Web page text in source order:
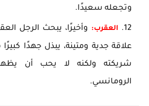
وتجعله سعيدًا.
العقرب: وأخيرًا، يبحث الرجل
علاقة جدية ومتينة، يبذل جهدًا
شريكته ولكنه لا يحب أن
الرومانسي.